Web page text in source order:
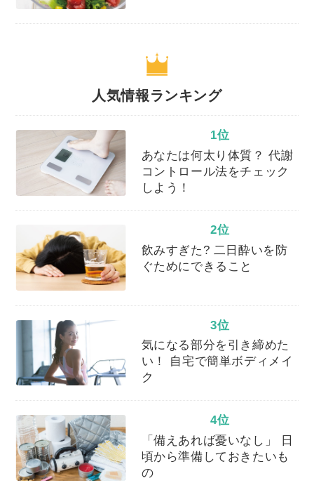
人気情報ランキング
1位
あなたは何太り体質？ 代謝
コントロール法をチェック
しよう！
2位
飲みすぎた? 二日酔いを防
ぐためにできること
3位
気になる部分を引き締めた
い！ 自宅で簡単ボディメイ
ク
4位
「備えあれば憂いなし」 日
頃から準備しておきたいも
の